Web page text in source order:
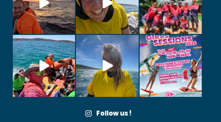
Follow us !